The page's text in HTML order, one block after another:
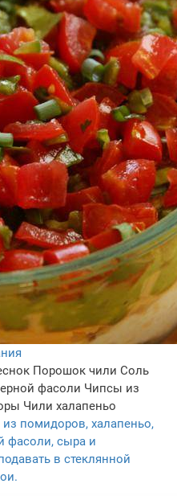
Порошок чили Соль
фасоли Чипсы из
Чили халапеньо
из помидоров, халапеньо,
фасоли, сыра и
в стеклянной